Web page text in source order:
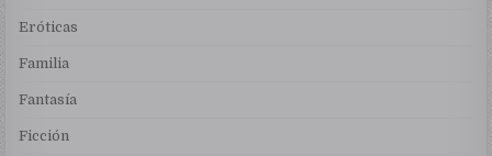
Eróticas
Familia
Fantasía
Ficción